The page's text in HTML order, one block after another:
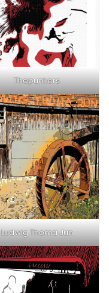
Thepunkers
Ludwig Thoma Jun